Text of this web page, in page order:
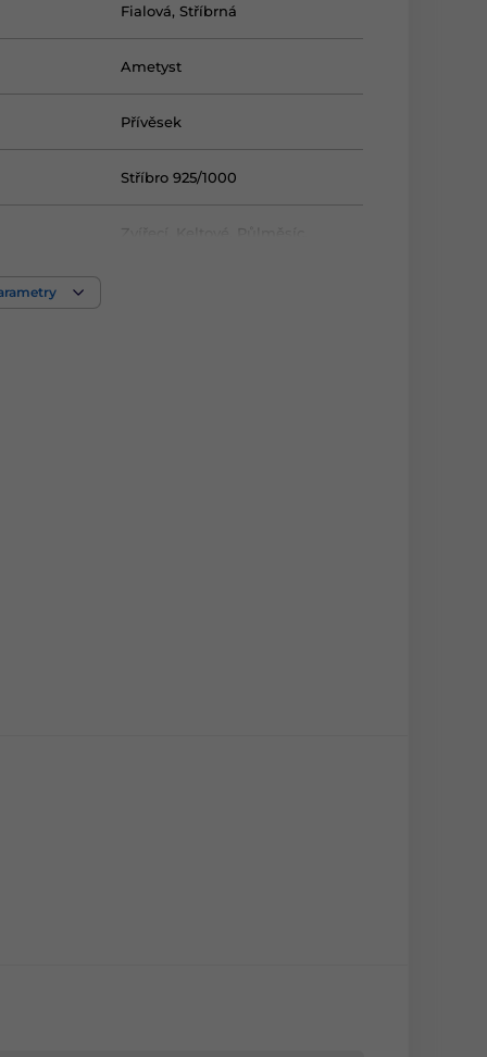
Fialová,Stříbrná
Ametyst
Přívěsek
Stříbro 925/1000
Zvířecí Půlměsíc